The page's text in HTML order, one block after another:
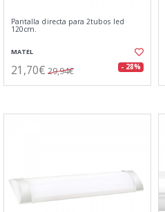
Pantalla directa para 2tubos led
120cm.
MATEL
21,70€ 29,94€ - 28%